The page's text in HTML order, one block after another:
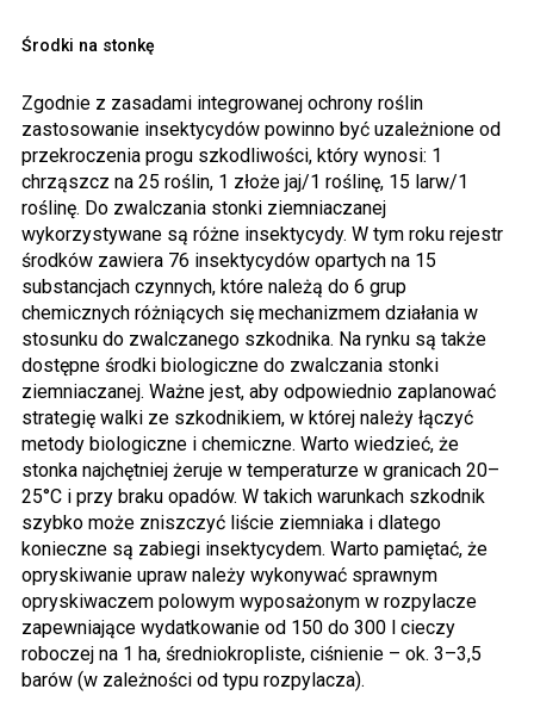
Środki na stonkę
Zgodnie z zasadami integrowanej ochrony roślin
zastosowanie insektycydów powinno być uzależnione od
przekroczenia progu szkodliwości, który wynosi: 1
chrząszcz na 25 roślin, 1 złoże jaj/1 roślinę, 15 larw/1
roślinę. Do zwalczania stonki ziemniaczanej
wykorzystywane są różne insektycydy. W tym roku rejestr
środków zawiera 76 insektycydów opartych na 15
substancjach czynnych, które należą do 6 grup
chemicznych różniących się mechanizmem działania w
stosunku do zwalczanego szkodnika. Na rynku są także
dostępne środki biologiczne do zwalczania stonki
ziemniaczanej. Ważne jest, aby odpowiednio zaplanować
strategię walki ze szkodnikiem, w której należy łączyć
metody biologiczne i chemiczne. Warto wiedzieć, że
stonka najchętniej żeruje w temperaturze w granicach 20–
25°C i przy braku opadów. W takich warunkach szkodnik
szybko może zniszczyć liście ziemniaka i dlatego
konieczne są zabiegi insektycydem. Warto pamiętać, że
opryskiwanie upraw należy wykonywać sprawnym
opryskiwaczem polowym wyposażonym w rozpylacze
zapewniające wydatkowanie od 150 do 300 l cieczy
roboczej na 1 ha, średniokropliste, ciśnienie – ok. 3–3,5
barów (w zależności od typu rozpylacza).